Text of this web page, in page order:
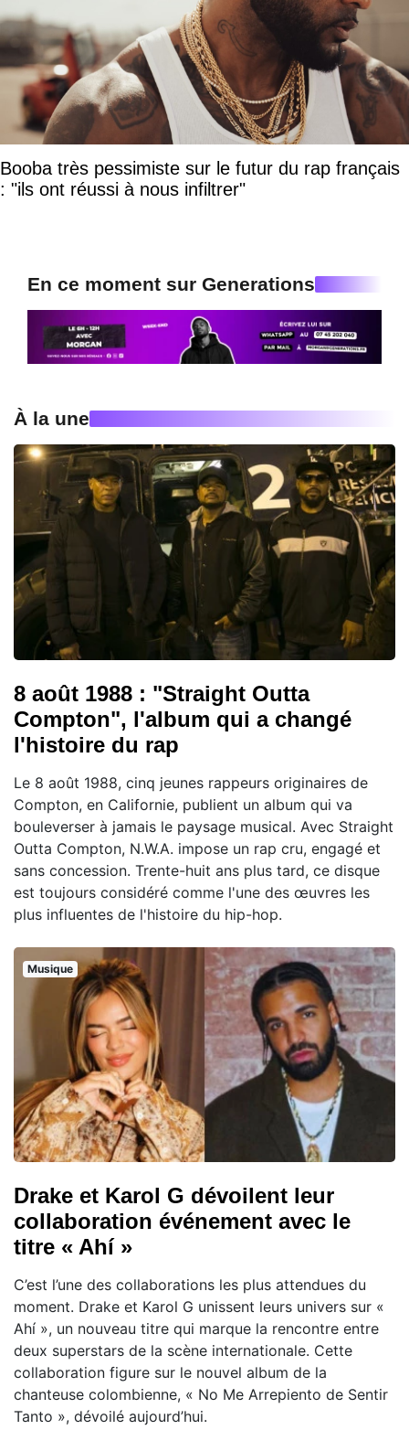
Booba très pessimiste sur le futur du rap français
: "ils ont réussi à nous infiltrer"
En ce moment sur Generations
À la une
8 août 1988 : "Straight Outta
Compton", l'album qui a changé
l'histoire du rap
Le 8 août 1988, cinq jeunes rappeurs originaires de
Compton, en Californie, publient un album qui va
bouleverser à jamais le paysage musical. Avec Straight
Outta Compton, N.W.A. impose un rap cru, engagé et
sans concession. Trente-huit ans plus tard, ce disque
est toujours considéré comme l'une des œuvres les
plus influentes de l'histoire du hip-hop.
Musique
Drake et Karol G dévoilent leur
collaboration événement avec le
titre « Ahí »
C’est l’une des collaborations les plus attendues du
moment. Drake et Karol G unissent leurs univers sur «
Ahí », un nouveau titre qui marque la rencontre entre
deux superstars de la scène internationale. Cette
collaboration figure sur le nouvel album de la
chanteuse colombienne, « No Me Arrepiento de Sentir
Tanto », dévoilé aujourd’hui.